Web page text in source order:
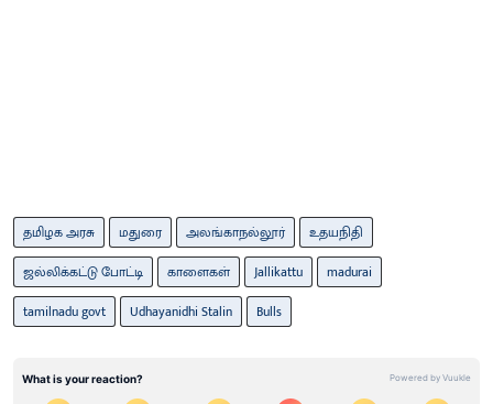
தமிழக அரசு மதுரை அலங்காநல்லூர்
உதயநிதி
ஜல்லிக்கட்டு போட்டி
காளைகள் Jallikattu
madurai
tamilnadu govt
Udhayanidhi Stalin Bulls